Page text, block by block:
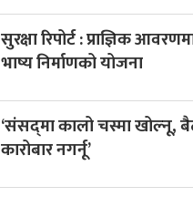
सुरक्षा रिपोर्ट : प्राज्ञिक
भाष्य निर्माणको योजना
‘संसद्‍मा कालो चस्मा खोल्नू,
कारोबार नगर्नू’